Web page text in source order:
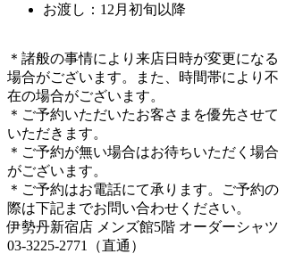
お渡し：12月初旬以降
＊諸般の事情により来店日時が変更になる
場合がございます。また、時間帯により不
在の場合がございます。
＊ご予約いただいたお客さまを優先させて
いただきます。
＊ご予約が無い場合はお待ちいただく場合
がございます。
＊ご予約はお電話にて承ります。ご予約の
際は下記までお問い合わせください。
伊勢丹新宿店 メンズ館5階 オーダーシャツ
03-3225-2771（直通）